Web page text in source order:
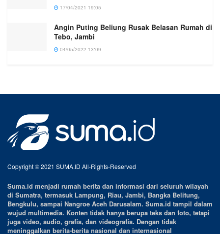
17/04/2021 19:05
Angin Puting Beliung Rusak Belasan Rumah di
Tebo, Jambi
04/05/2022 13:09
Copyright © 2021 SUMA.ID All-Rights-Reserved
Suma.id menjadi rumah berita dan informasi dari seluruh wilayah
di Sumatra, termasuk Lampung, Riau, Jambi, Bangka Belitung,
Bengkulu, sampai Nangroe Aceh Darusalam. Suma.id tampil dalam
wujud multimedia. Konten tidak hanya berupa teks dan foto, tetapi
juga video, audio, grafis, dan videografis. Dengan tidak
meninggalkan berita-berita nasional dan internasional